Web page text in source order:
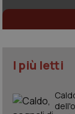
I più letti